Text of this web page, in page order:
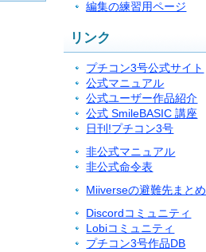
編集の練習用ページ
リンク
プチコン3号公式サイト
公式マニュアル
公式ユーザー作品紹介
公式 SmileBASIC 講座
日刊!プチコン3号
非公式マニュアル
非公式命令表
Miiverseの避難先まとめ
Discordコミュニティ
Lobiコミュニティ
プチコン3号作品DB